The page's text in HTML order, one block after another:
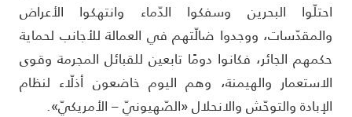
البحرين وسفكوا الدّماء وانتهكوا الأعراض
ووجدوا ضالّتهم في العمالة للأجانب لحماية
الجائر، فكانوا دومًا تابعين للقبائل المجرمة وقوى
والهيمنة، وهم اليوم خاضعون أذلّاء لنظام
والتوحّش والانحلال «الصّهيونيّ – الأمريكيّ».